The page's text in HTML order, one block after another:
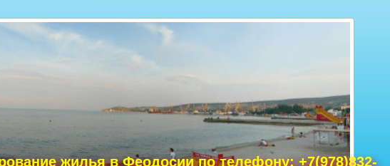
жилья в Феодосии по телефону: +7(978)832-
Крым Судак фото, Крым фото Ялта, Крым фото
море Крым фото, фото Нового Света, Крым